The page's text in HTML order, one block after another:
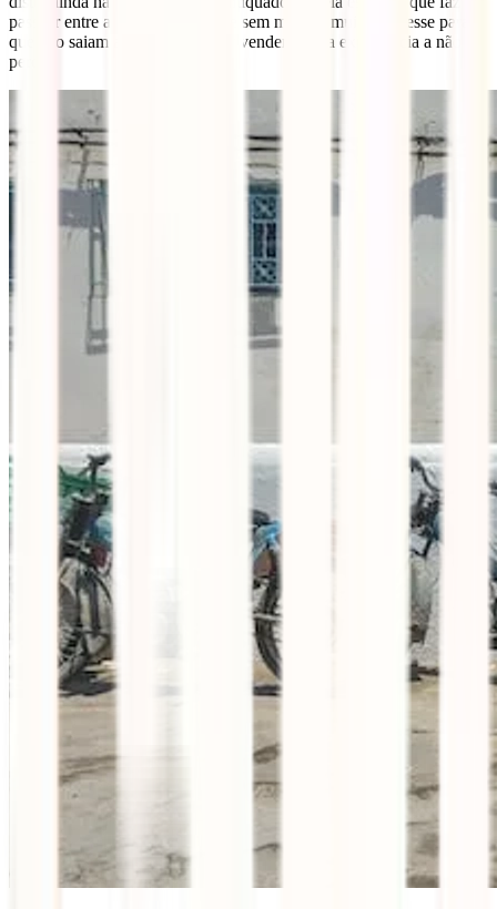
passear entre as bancas – sempre sem mostrar muito interesse para
que não saiam atrás de ti a tentar vender – uma experiência a não
perder.